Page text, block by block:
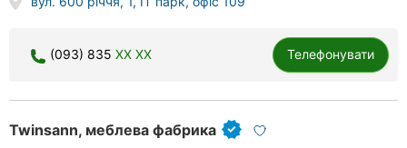
(093) 835 XX XX Телефонувати
Twinsann, меблева фабрика